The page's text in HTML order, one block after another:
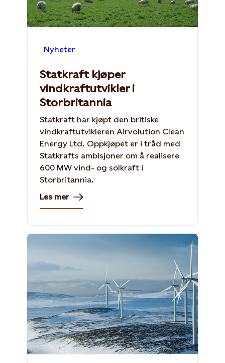
Nyheter
Statkraft kjøper
vindkraftutvikler i
Storbritannia
Statkraft har kjøpt den britiske
vindkraftutvikleren Airvolution Clean
Energy Ltd. Oppkjøpet er i tråd med
Statkrafts ambisjoner om å realisere
600 MW vind- og solkraft i
Storbritannia.
Les mer